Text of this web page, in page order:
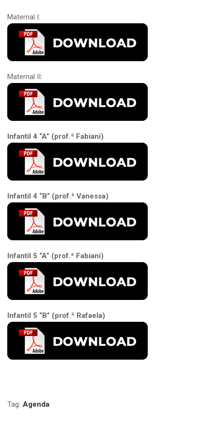
Maternal I:
Maternal II:
Infantil 4 “A” (prof.ª Fabiani)
Infantil 4 “B” (prof.ª Vanessa)
Infantil 5 “A” (prof.ª Fabiani)
Infantil 5 “B” (prof.ª Rafaela)
Tag: Agenda